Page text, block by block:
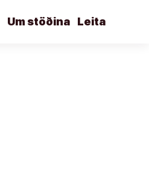
Leita
Um stöðina